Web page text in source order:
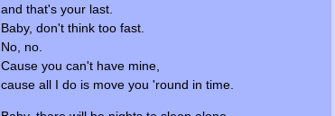
and that's your last.
Baby, don't think too fast.
No, no.
Cause you can't have mine,
cause all I do is move you 'round in time.